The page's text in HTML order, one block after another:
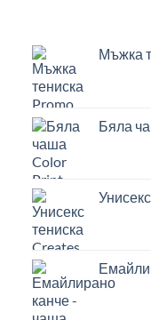
Мъжка
Бяла